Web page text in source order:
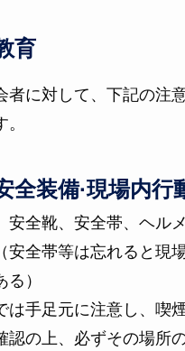
育
者に対して、下記の注
全装備·現場内行
安全靴、安全帯、ヘル
安全帯等は忘れると現
）
は手足元に注意し、喫
認の上、必ずその場所